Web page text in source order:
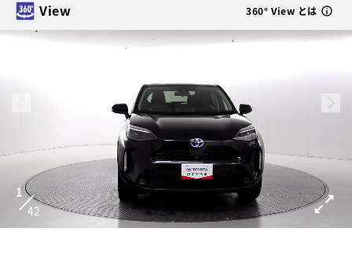
View 360° View とは
1
42